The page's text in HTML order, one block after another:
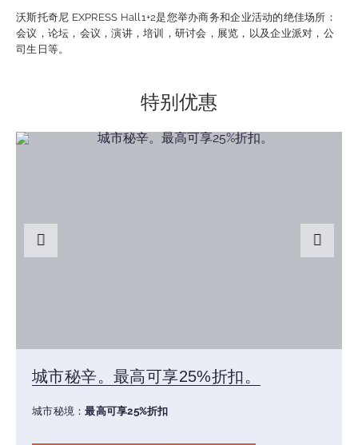
沃斯托奇尼 EXPRESS Hall1+2是您举办商务和企业活动的绝佳场所：
会议，论坛，会议，演讲，培训，研讨会，展览，以及企业派对，公
司生日等。
特别优惠
上一张幻灯片
城市秘辛。最高可享25%折扣。
城市秘境：最高可享25%折扣
下一张